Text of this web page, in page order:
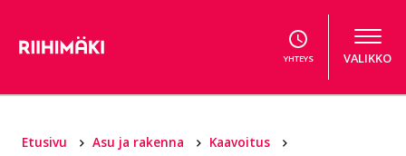
YHTEYS VALIKKO
Etusivu Asu ja rakenna
Kaavoitus